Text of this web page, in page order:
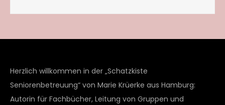
Herzlich willkommen in der „Schatzkiste
Seniorenbetreuung“ von Marie Krüerke aus Hamburg:
Autorin für Fachbücher, Leitung von Gruppen und